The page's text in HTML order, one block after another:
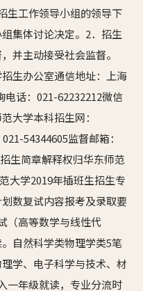
生工作领导小组的领导下
集体讨论决定。2．招生
并主动接受社会监督。
生办公室通信地址：上海
电话：021-62232212微信
大学本科招生网：
54344605监督邮箱：
生简章解释权归华东师范
大学2019年插班生招生专
数复试内容报考及录取要
（高等数学与线性代
自然科学类物理学类5笔
学、电子科学与技术、材
一年级就读，专业分流时